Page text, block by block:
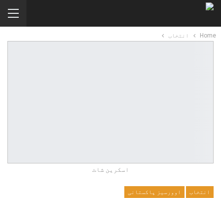
Home انتخاب
اسکرین شاٹ
انتخاب اوورسیز پاکستانی